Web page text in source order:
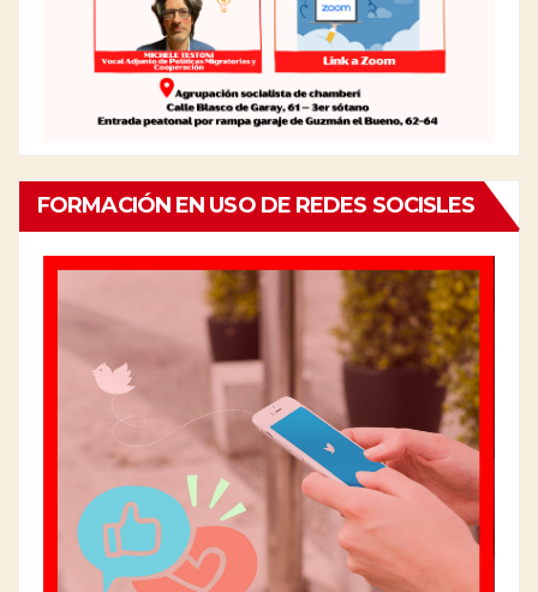
FORMACIÓN EN USO DE REDES SOCISLES